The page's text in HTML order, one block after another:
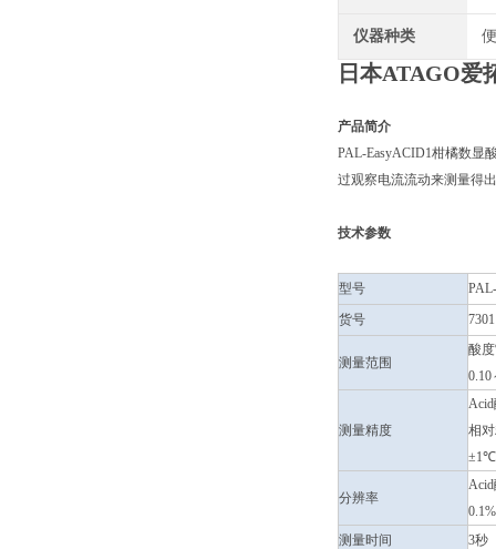
仪器种类
日本ATAGO爱
产品简介
PAL-EasyACID1柑橘数显
过观察电流流动来测量得
技术参数
型号
货号
7301
测量范围
酸
0.10
测量精度
Acid
相
±1℃
分辨率
Acid
测量时间
3秒